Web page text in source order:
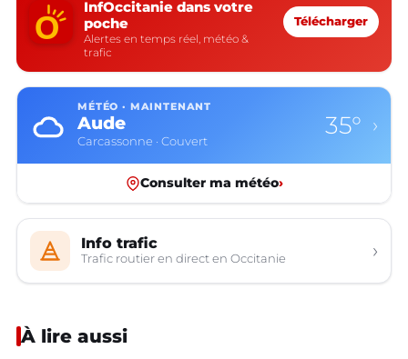
InfOccitanie dans votre
poche
Alertes en temps réel, météo &
trafic
Télécharger
MÉTÉO · MAINTENANT
Aude
Carcassonne · Couvert
35° ›
Consulter ma météo›
Info trafic
Trafic routier en direct en Occitanie ›
À lire aussi